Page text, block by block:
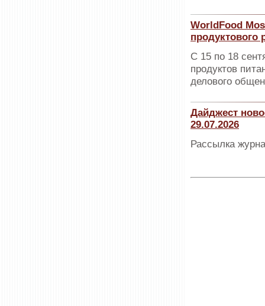
WorldFood
продуктового
С 15 по 18
продуктов
делового
Дайджест
29.07.2026
Рассылка